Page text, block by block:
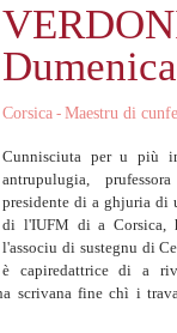
Dumenica
Corsica - Maestru di
Cunnisciuta per u più
antrupulugia,
presidente di a ghjuria di
di l'IUFM di a Corsica,
l'associu di sustegnu di
è capiredattrice di a
scrivana fine chì i